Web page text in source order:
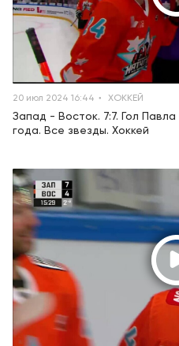
20 июл 2024 16:44 ХОККЕЙ
Запад - Восток. 7:7. Гол
года. Все звезды. Хоккей